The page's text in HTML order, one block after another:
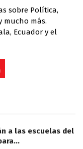
sobre Política,
mucho más.
Ecuador y el
a las escuelas del